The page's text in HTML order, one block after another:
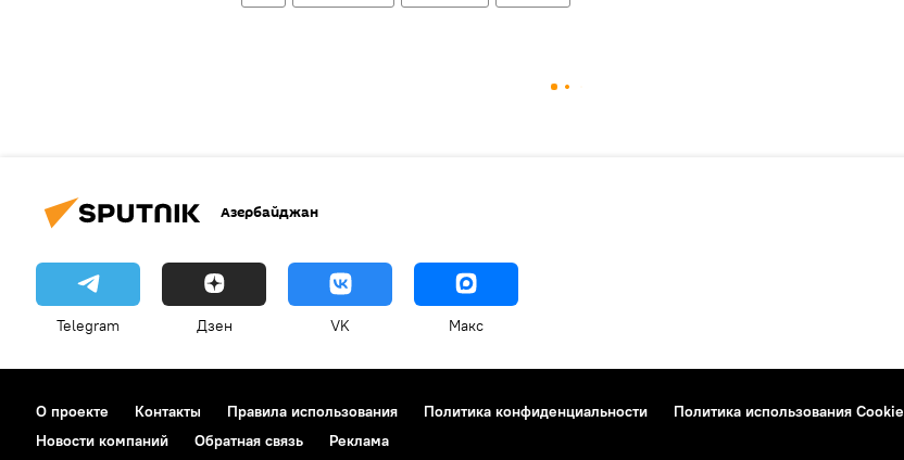
Азербайджан
Telegram Дзен VK Макс
О проекте Контакты Правила использования Политика конфиденциальности Политика использования Cookie
Новости компаний
Обратная связь Реклама